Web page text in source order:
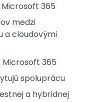
365
medzi
a cloudovými
365
spoluprácu
a hybridnej